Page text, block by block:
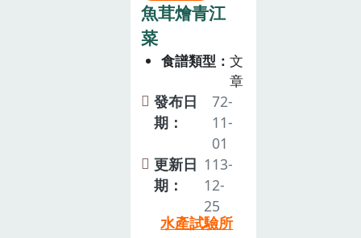
魚茸燴青江
菜
食譜類型
文
章
發布日
期：
72-
11-
01
更新日
期：
113-
12-
25
水產試驗所